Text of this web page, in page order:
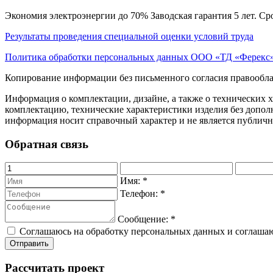
Экономия электроэнергии до 70% Заводская гарантия 5 лет.
Результаты проведения специальной оценки условий труда
Политика обработки персональных данных ООО «ТД
Копирование информации без письменного согласия
Информация о комплектации, дизайне, а также о технических
комплектацию, технические характеристики изделия без
информация носит справочный характер и не является
Обратная связь
Имя: *
Телефон: *
Сообщение: *
Соглашаюсь на обработку персональных данных и
Рассчитать проект